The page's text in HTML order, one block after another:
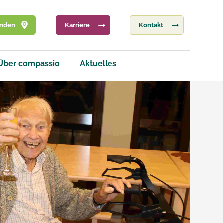
Karriere Kontakt
compassio Aktuelles